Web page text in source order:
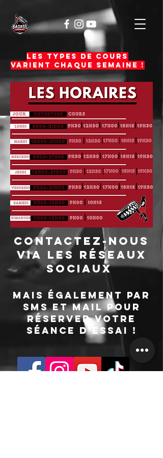
Les types de cours
varient chaque semaine !
Contactez-nous
via les réseaux
sociaux
mais également par
SMS et mail pour
réserver votre
séance d'essai !